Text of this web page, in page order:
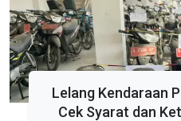
Lelang Kendaraan
Cek Syarat dan